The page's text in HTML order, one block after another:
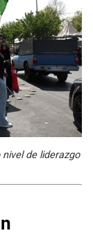
de liderazgo